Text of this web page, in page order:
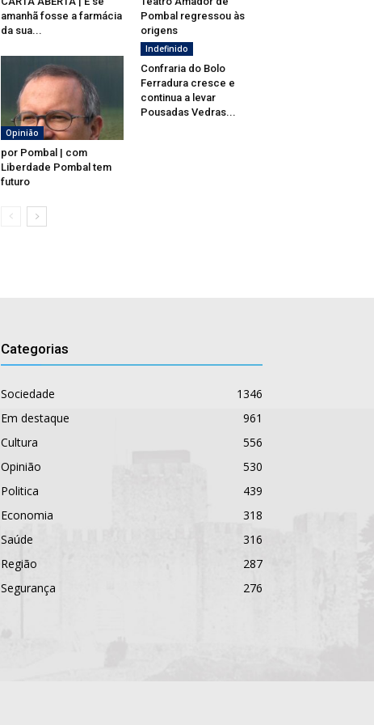
amanhã fosse a farmácia
da sua...
Pombal regressou às
origens
Opinião
por Pombal | com
Liberdade Pombal tem
futuro
Indefinido
Confraria do Bolo
Ferradura cresce e
continua a levar
Pousadas Vedras...
Categorias
Sociedade
1346
Em destaque
961
Cultura
556
Opinião
530
Politica
439
Economia
318
Saúde
316
Região
287
Segurança
276